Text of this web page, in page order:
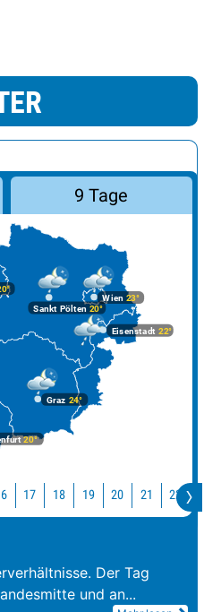
9 Tage
Graz 24°
20°
Wien 23°
Eisenstadt 22°
Sankt Pölten 20°
17 18 19 20 21 22
Der Tag
und an...